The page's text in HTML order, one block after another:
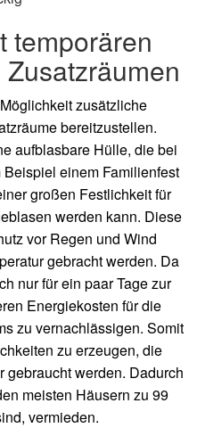
temporären
zusätzliche
bereitzustellen.
aufblasbare Hülle, die bei
einem Familienfest
großen Festlichkeit für
werden kann. Diese
vor Regen und Wind
gebracht werden. Da
nur für ein paar Tage zur
Energiekosten für die
zu vernachlässigen. Somit
zu erzeugen, die
gebraucht werden. Dadurch
meisten Häusern zu 99
vermieden.